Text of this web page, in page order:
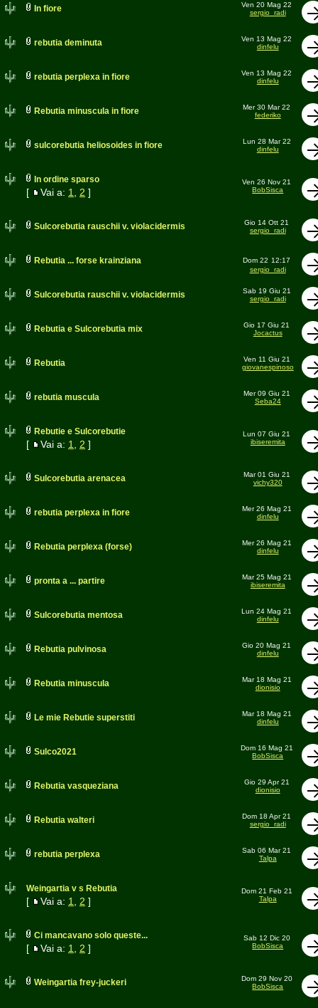
In fiore
Ven 20 Mag 22
sergio_radi
rebutia deminuta
Ven 13 Mag 22
dinfelu
rebutia perplexa in fiore
Ven 13 Mag 22
dinfelu
Rebutia minuscula in fiore
Mer 30 Mar 22
federiko
sulcorebutia heliosoides in fiore
Lun 28 Mar 22
dinfelu
In ordine sparso
[ Vai a: 1 2 ]
Ven 26 Nov 21
BobSisca
Sulcorebutia rauschii v. violacidermis
Gio 14 Ott 21
sergio_radi
Rebutia ... forse krainziana Dom 22 12:17
sergio_radi
Sulcorebutia rauschii v. violacidermis
Sab 19 Giu 21
sergio_radi
Rebutia e Sulcorebutia mix
Gio 17 Giu 21
Jocactus
Rebutia
Ven 11 Giu 21
giovanespinoso
rebutia muscula
Mer 09 Giu 21
Seba24
Rebutie e Sulcorebutie
[ Vai a: 1 2 ]
Lun 07 Giu 21
ibiseremita
Sulcorebutia arenacea
Mar 01 Giu 21
vichy320
rebutia perplexa in fiore
Mer 26 Mag 21
dinfelu
Rebutia perplexa (forse)
Mer 26 Mag 21
dinfelu
pronta a ... partire
Mar 25 Mag 21
ibiseremita
Sulcorebutia mentosa
Lun 24 Mag 21
dinfelu
Rebutia pulvinosa
Gio 20 Mag 21
dinfelu
Rebutia minuscula
Mar 18 Mag 21
dionisio
Le mie Rebutie superstiti
Mar 18 Mag 21
dinfelu
Sulco2021
Dom 16 Mag 21
BobSisca
Rebutia vasqueziana
Gio 29 Apr 21
dionisio
Rebutia walteri
Dom 18 Apr 21
sergio_radi
rebutia perplexa
Sab 06 Mar 21
Talpa
Weingartia v s Rebutia
[ Vai a: 1 2 ]
Dom 21 Feb 21
Talpa
Ci mancavano solo queste...
[ Vai a: 1 2 ]
Sab 12 Dic 20
BobSisca
Weingartia frey-juckeri
Dom 29 Nov 20
BobSisca